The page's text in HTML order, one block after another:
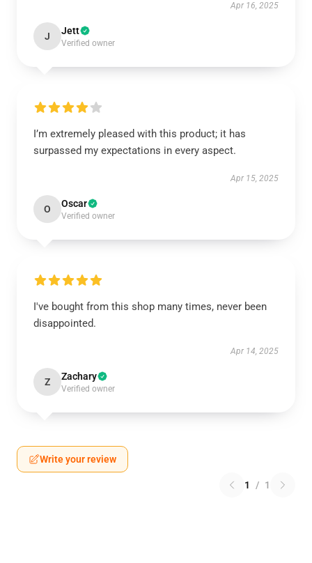
Apr 16, 2025
J Jett
Verified owner
I’m extremely pleased with this product; it has
surpassed my expectations in every aspect.
Apr 15, 2025
O Oscar
Verified owner
I've bought from this shop many times, never been
disappointed.
Apr 14, 2025
Z Zachary
Verified owner
Write your review
1 / 1